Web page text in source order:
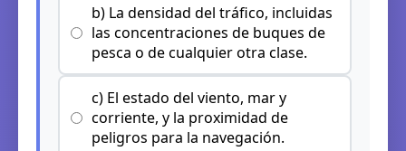
b) La densidad del tráfico, incluidas
las concentraciones de buques de
pesca o de cualquier otra clase.
c) El estado del viento, mar y
corriente, y la proximidad de
peligros para la navegación.